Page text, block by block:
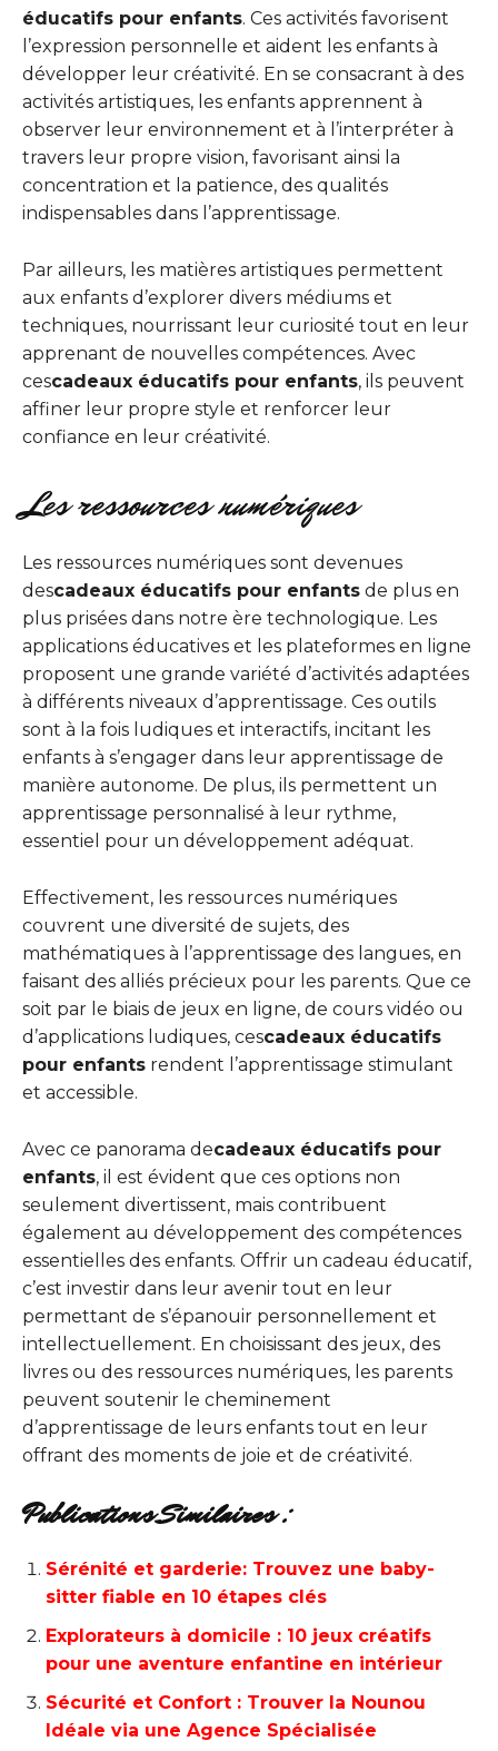
éducatifs pour enfants. Ces activités favorisent
l’expression personnelle et aident les enfants à
développer leur créativité. En se consacrant à des
activités artistiques, les enfants apprennent à
observer leur environnement et à l’interpréter à
travers leur propre vision, favorisant ainsi la
concentration et la patience, des qualités
indispensables dans l’apprentissage.
Par ailleurs, les matières artistiques permettent
aux enfants d’explorer divers médiums et
techniques, nourrissant leur curiosité tout en leur
apprenant de nouvelles compétences. Avec
cescadeaux éducatifs pour enfants, ils peuvent
affiner leur propre style et renforcer leur
confiance en leur créativité.
Les ressources numériques
Les ressources numériques sont devenues
descadeaux éducatifs pour enfants de plus en
plus prisées dans notre ère technologique. Les
applications éducatives et les plateformes en ligne
proposent une grande variété d’activités adaptées
à différents niveaux d’apprentissage. Ces outils
sont à la fois ludiques et interactifs, incitant les
enfants à s’engager dans leur apprentissage de
manière autonome. De plus, ils permettent un
apprentissage personnalisé à leur rythme,
essentiel pour un développement adéquat.
Effectivement, les ressources numériques
couvrent une diversité de sujets, des
mathématiques à l’apprentissage des langues, en
faisant des alliés précieux pour les parents. Que ce
soit par le biais de jeux en ligne, de cours vidéo ou
d’applications ludiques, cescadeaux éducatifs
pour enfants rendent l’apprentissage stimulant
et accessible.
Avec ce panorama decadeaux éducatifs pour
enfants, il est évident que ces options non
seulement divertissent, mais contribuent
également au développement des compétences
essentielles des enfants. Offrir un cadeau éducatif,
c’est investir dans leur avenir tout en leur
permettant de s’épanouir personnellement et
intellectuellement. En choisissant des jeux, des
livres ou des ressources numériques, les parents
peuvent soutenir le cheminement
d’apprentissage de leurs enfants tout en leur
offrant des moments de joie et de créativité.
Publications Similaires :
Sérénité et garderie: Trouvez une baby-
sitter fiable en 10 étapes clés
Explorateurs à domicile : 10 jeux créatifs
pour une aventure enfantine en intérieur
Sécurité et Confort : Trouver la Nounou
Idéale via une Agence Spécialisée